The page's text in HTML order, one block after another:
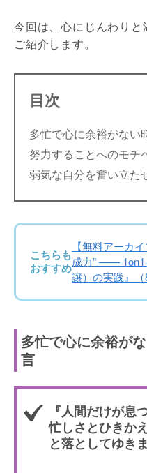
今回は、心にじんわり
ご紹介します。
目次
多忙で心に余裕がない
努力することへのモチ
弱気な自分を奮い立た
こちらも
おすすめ
【無料アーカ
成力” —— 1on1
譲）の実践』（
多忙で心に余裕が
言
『人間だけが息
忙しさとひきか
と落としてゆき